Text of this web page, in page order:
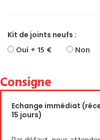
Kit de joints neufs :
Oui + 15 € Non
Consigne
Echange immédiat
15 jours)